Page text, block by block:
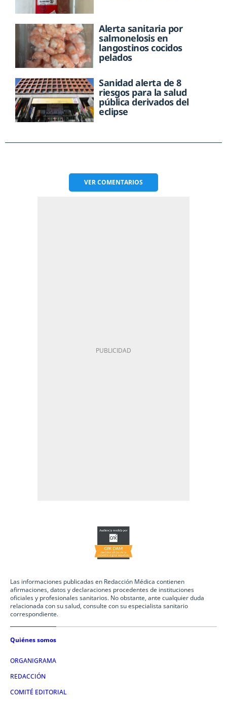
Alerta sanitaria por
salmonelosis en
langostinos cocidos
pelados
Sanidad alerta de 8
riesgos para la salud
pública derivados del
eclipse
VERCOMENTARIOS
Las informaciones publicadas en Redacción Médica contienen
afirmaciones, datos y declaraciones procedentes de instituciones
oficiales y profesionales sanitarios. No obstante, ante cualquier duda
relacionada con su salud, consulte con su especialista sanitario
correspondiente.
Quiénes somos
ORGANIGRAMA
REDACCIÓN
COMITÉ EDITORIAL